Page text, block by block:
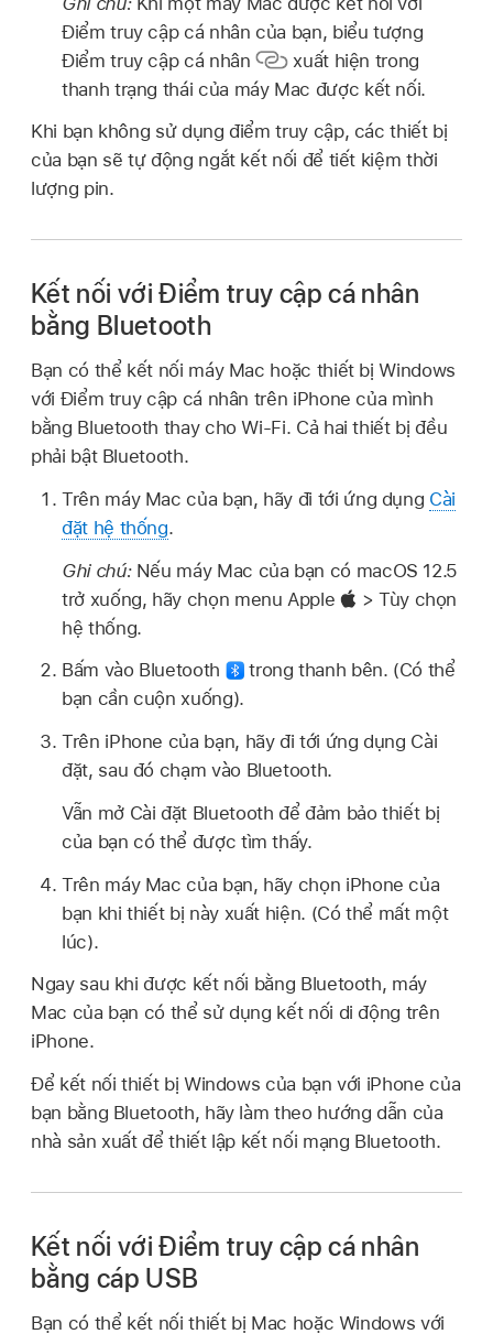
Điểm truy cập cá nhân của bạn, biểu tượng
Điểm truy cập cá nhân
xuất hiện trong
thanh trạng thái của máy Mac được kết nối.
Khi bạn không sử dụng điểm truy cập, các thiết bị
của bạn sẽ tự động ngắt kết nối để tiết kiệm thời
lượng pin.
Kết nối với Điểm truy cập cá nhân
bằng Bluetooth
Bạn có thể kết nối máy Mac hoặc thiết bị Windows
với Điểm truy cập cá nhân trên iPhone của mình
bằng Bluetooth thay cho Wi-Fi. Cả hai thiết bị đều
phải bật Bluetooth.
Trên máy Mac của bạn, hãy đi tới ứng dụng Cài
đặt hệ thống.
Ghi chú: Nếu máy Mac của bạn có macOS 12.5
trở xuống, hãy chọn menu Apple
> Tùy chọn
hệ thống.
Bấm vào Bluetooth
trong thanh bên. (Có thể
bạn cần cuộn xuống).
Trên iPhone của bạn, hãy đi tới ứng dụng Cài
đặt, sau đó chạm vào Bluetooth.
Vẫn mở Cài đặt Bluetooth để đảm bảo thiết bị
của bạn có thể được tìm thấy.
Trên máy Mac của bạn, hãy chọn iPhone của
bạn khi thiết bị này xuất hiện. (Có thể mất một
lúc).
Ngay sau khi được kết nối bằng Bluetooth, máy
Mac của bạn có thể sử dụng kết nối di động trên
iPhone.
Để kết nối thiết bị Windows của bạn với iPhone của
bạn bằng Bluetooth, hãy làm theo hướng dẫn của
nhà sản xuất để thiết lập kết nối mạng Bluetooth.
Kết nối với Điểm truy cập cá nhân
bằng cáp USB
Bạn có thể kết nối thiết bị Mac hoặc Windows với